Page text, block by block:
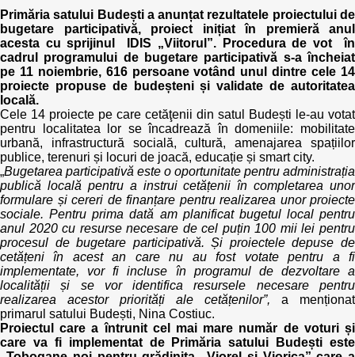
Buletin EU-STRAT
Aplică la BUNELE PRACTICI
Transparența întreprinderilor de stat
Cele mai bune și cele mai proaste politici locale din
Moldova
Democrația, independența și transparența instituțiilor
publice-cheie din Moldova
Achiziții publice
Achizițiile publice în vizorul societății civile
Primăria satului Budești a anunțat rezultatele proiectului de
bugetare participativă, proiect inițiat în premieră anul
acesta cu sprijinul IDIS „Viitorul”. Procedura de vot în
cadrul programului de bugetare participativă s-a încheiat
pe 11 noiembrie, 616 persoane votând unul dintre cele 14
proiecte propuse de budeșteni și validate de autoritatea
locală.
Cele 14 proiecte pe care cetăţenii din satul Budești le-au votat
pentru localitatea lor se încadrează în domeniile: mobilitate
urbană, infrastructură socială, cultură, amenajarea spațiilor
publice, terenuri și locuri de joacă, educație și smart city.
„Bugetarea participativă este o oportunitate pentru administrația
publică locală pentru a instrui cetățenii în completarea unor
formulare și cereri de finanțare pentru realizarea unor proiecte
sociale. Pentru prima dată am planificat bugetul local pentru
anul 2020 cu resurse necesare de cel puțin 100 mii lei pentru
procesul de bugetare participativă. Și proiectele depuse de
cetățeni în acest an care nu au fost votate pentru a fi
implementate, vor fi incluse în programul de dezvoltare a
localității și se vor identifica resursele necesare pentru
realizarea acestor priorități ale cetățenilor”, a menționat
primarul satului Budești, Nina Costiuc.
Proiectul care a întrunit cel mai mare număr de voturi și
care va fi implementat de Primăria satului Budești este